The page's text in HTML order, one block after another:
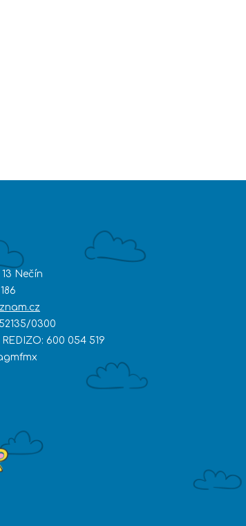
Nečín
0300
600 054 519